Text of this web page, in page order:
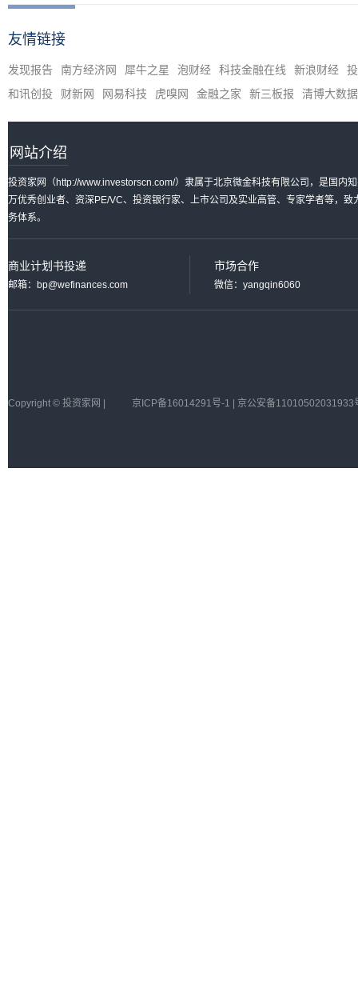
友情链接
发现报告 南方经济网 犀牛之星 泡财经 科技金融在线 新浪财经
和讯创投
财新网 网易科技 虎嗅网 金融之家 新三板报 清博大数据
网站介绍
投资家网（http://www.investorscn.com/）隶属于北京微金科技有限公司，是国内
万优秀创业者、资深PE/VC、投资银行家、上市公司及实业高管、专家学者等，
务体系。
商业计划书投递
邮箱：bp@wefinances.com
市场合作
微信：yangqin6060
Copyright © 投资家网 | 京ICP备16014291号-1 | 京公安备11010502031933